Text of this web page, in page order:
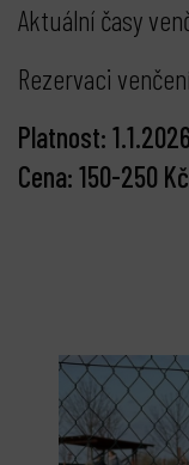
Aktuální časy
Rezervaci
Platnost:
Cena: 150-250 Kč